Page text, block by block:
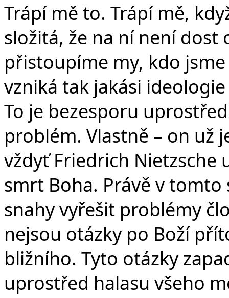
Trápí mě to. Trápí mě,
složitá, že na ní není dost
přistoupíme my, kdo
vzniká tak jakási
To je bezesporu
problém. Vlastně – on
vždyť Friedrich Nietzsche
smrt Boha. Právě v tomto
snahy vyřešit problémy
nejsou otázky po Boží
bližního. Tyto otázky
uprostřed halasu všeho